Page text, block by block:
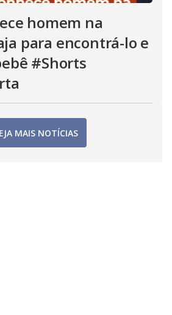
homem na
para encontrá-lo e
#Shorts
MAIS NOTÍCIAS